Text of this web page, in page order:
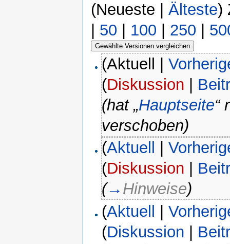
(Neueste | Älteste)
50 100 250
(Aktuell |
(Diskussion
(hat „Hauptseite“
verschoben)
(Aktuell |
(Diskussion
(→ Hinweise)
(Aktuell |
(Diskussion |